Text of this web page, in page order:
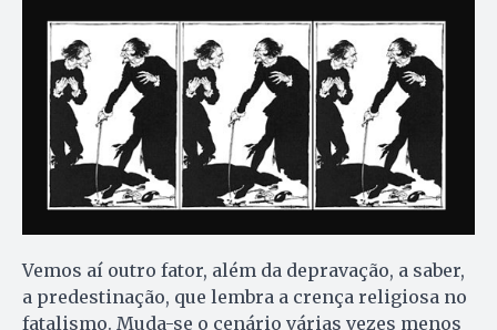
Vemos aí outro fator, além da depravação, a saber,
a predestinação, que lembra a crença religiosa no
fatalismo. Muda-se o cenário várias vezes menos